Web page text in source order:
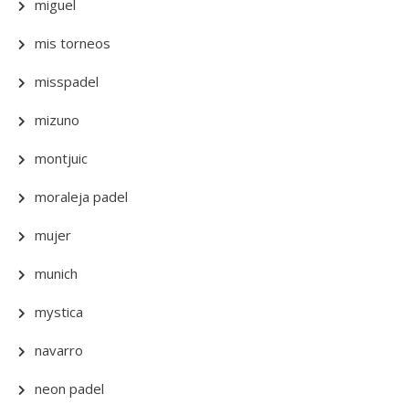
miguel
mis torneos
misspadel
mizuno
montjuic
moraleja padel
mujer
munich
mystica
navarro
neon padel